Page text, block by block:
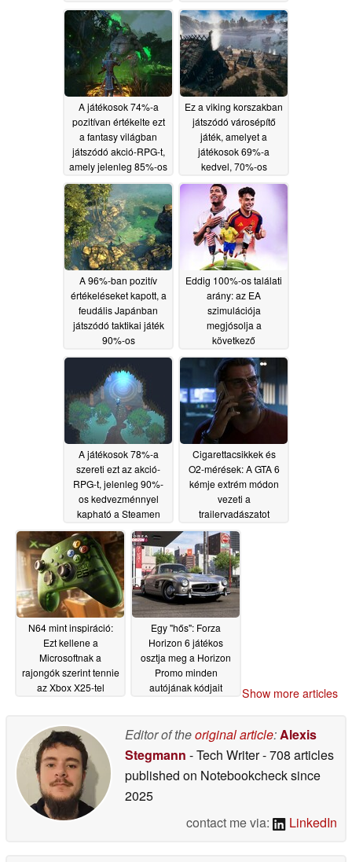
06/16/2026 06/15/2026
A játékosok 74%-a
pozitívan értékelte ezt
a fantasy világban
játszódó akció-RPG-t,
amely jelenleg 85%-os
kedvezménnyel
kapható a Steam-en
06/14/2026
Ez a viking korszakban
játszódó városépítő
játék, amelyet a
játékosok 69%-a
kedvel, 70%-os
kedvezménnyel
kapható a Steam-en
06/13/2026
A 96%-ban pozitív
értékeléseket kapott, a
feudális Japánban
játszódó taktikai játék
90%-os
kedvezménnyel
kapható a Steam-en
06/12/2026
Eddig 100%-os találati
arány: az EA
szimulációja
megjósolja a
következő
világbajnokság
győztesét 06/12/2026
A játékosok 78%-a
szereti ezt az akció-
RPG-t, jelenleg 90%-
os kedvezménnyel
kapható a Steamen
06/11/2026
Cigarettacsikkek és
O2-mérések: A GTA 6
kémje extrém módon
vezeti a
trailervadászatot
06/10/2026
N64 mint inspiráció:
Ezt kellene a
Microsoftnak a
rajongók szerint tennie
az Xbox X25-tel
Egy "hős": Forza
Horizon 6 játékos
osztja meg a Horizon
Promo minden
autójának kódjait
Show more articles
Editor of theoriginal article:Alexis
Stegmann - Tech Writer- 708 articles
published on Notebookchecksince
2025
contact me via:
LinkedIn